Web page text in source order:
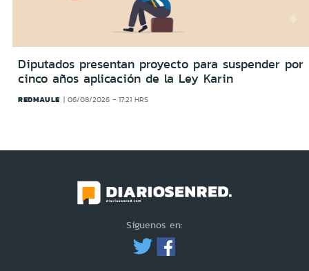
Diputados presentan proyecto para suspender por
cinco años aplicación de la Ley Karin
REDMAULE 06/08/2026 - 17:21 HRS
Síguenos en: